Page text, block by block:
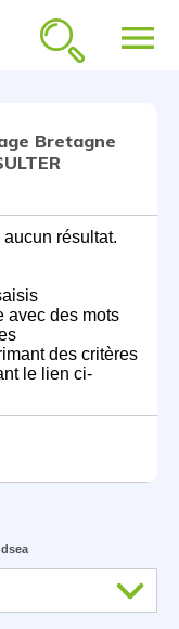
menu
Bretagne
résultat.
avec des mots
des critères
le lien ci-